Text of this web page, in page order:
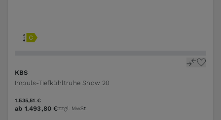
KBS
Impuls-Tiefkühltruhe Snow 20
ab 1.493,80 €
1.535,51 €
zzgl. MwSt.